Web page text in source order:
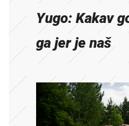
Yugo: Kakav
ga jer je naš